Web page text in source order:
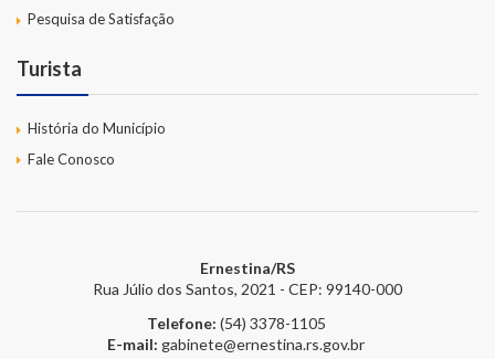
Pesquisa de Satisfação
Turista
História do Município
Fale Conosco
Ernestina/RS
Rua Júlio dos Santos, 2021 - CEP: 99140-000
Telefone: (54) 3378-1105
E-mail: gabinete@ernestina.rs.gov.br